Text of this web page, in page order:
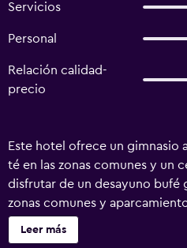
Servicios
Personal
Relación calidad-
precio
Este hotel ofrece un gimnasio
té en las zonas comunes y un
disfrutar de un desayuno bufé
zonas comunes y
instalaciones incluyen una
de tintorería y lavandería.
Leer más